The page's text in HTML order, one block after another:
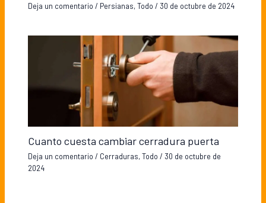
Deja un comentario / Persianas,Todo / 30 de octubre de 2024
Cuanto cuesta cambiar cerradura puerta
Deja un comentario / Cerraduras,Todo / 30 de octubre de
2024